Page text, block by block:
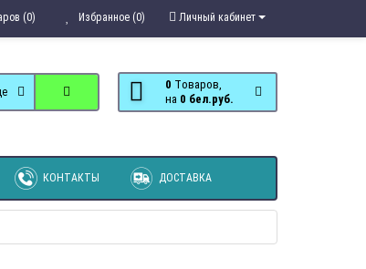
Личный кабинет
Избранное (0)
(0)
0 Tоваров,
на
0 бел.руб.
КОНТАКТЫ ДОСТАВКА